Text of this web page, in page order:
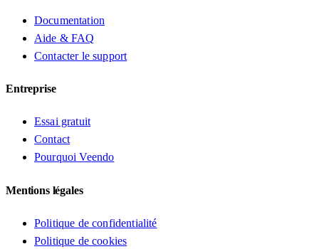
Documentation
Aide & FAQ
Contacter le support
Entreprise
Essai gratuit
Contact
Pourquoi Veendo
Mentions légales
Politique de confidentialité
Politique de cookies